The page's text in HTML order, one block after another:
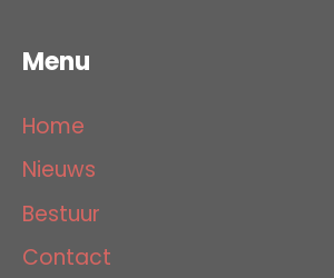
Menu
Home
Nieuws
Bestuur
Contact